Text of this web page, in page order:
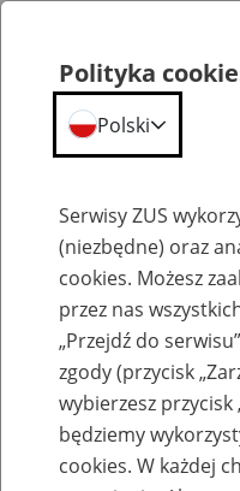
Strona główna - ZUS
Zmiany w
lekarskim w
Od 13 kwietnia 2026 r.:
► w określonych rodzajach
Polityka
Polski
Serwisy ZUS
(niezbędne) oraz
cookies. Możesz
przez nas
„Przejdź do
zgody (przycisk
wybierzesz przycisk
będziemy
cookies. W każdej